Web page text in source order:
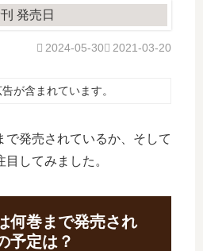
2021-03-20
2024-05-30
が含まれています。
で発売されているか、そして
してみました。
何巻まで発売され
予定は？